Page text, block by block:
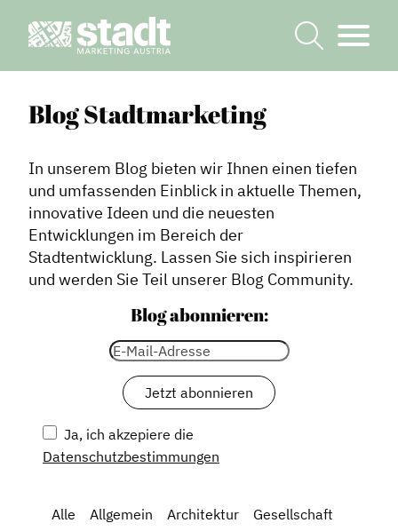
Blog Stadtmarketing
In unserem Blog bieten wir Ihnen einen tiefen
und umfassenden Einblick in aktuelle Themen,
innovative Ideen und die neuesten
Entwicklungen im Bereich der
Stadtentwicklung. Lassen Sie sich inspirieren
und werden Sie Teil unserer Blog Community.
Blog abonnieren:
Ja, ich akzepiere die
Datenschutzbestimmungen
Alle Allgemein Architektur
Gesellschaft